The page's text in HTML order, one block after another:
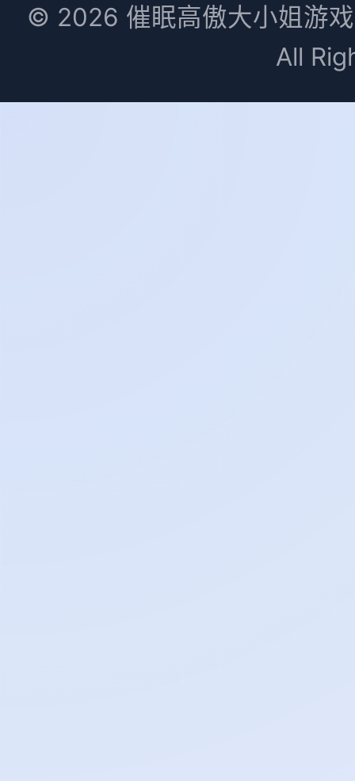
© 2026 催眠高傲大小姐游
All